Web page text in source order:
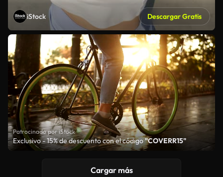
iStock Descargar Gratis
Patrocinado por iStock
Exclusivo - 15% de descuento con el código"COVERR15"
Cargar más